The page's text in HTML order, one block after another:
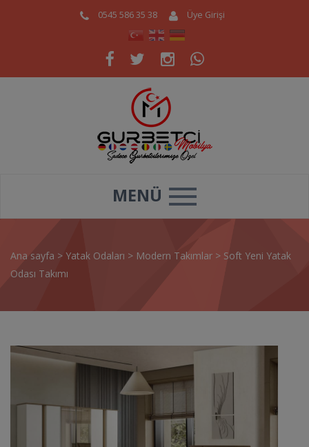
0545 586 35 38 Üye Girişi
MENÜ
Ana sayfa > Yatak Odaları > Modern Takımlar > Soft Yeni Yatak
Odası Takımı